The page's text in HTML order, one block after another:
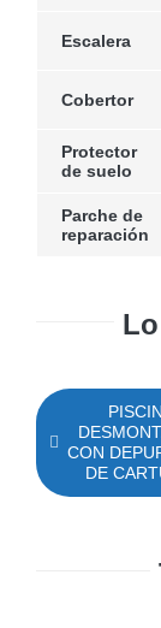
Escalera
Cobertor
Protector
de suelo
Parche de
reparación
CON
DE